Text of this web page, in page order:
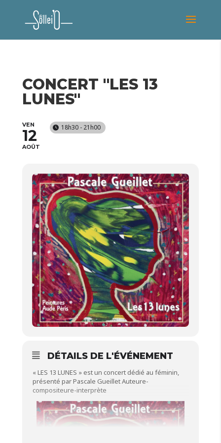
CONCERT "LES 13
LUNES"
VEN
12
AOÛT
18h30 - 21h00
DÉTAILS DE L'ÉVÉNEMENT
« LES 13 LUNES » est un concert dédié au féminin,
présenté par Pascale Gueillet Auteure-
compositeure-interprète